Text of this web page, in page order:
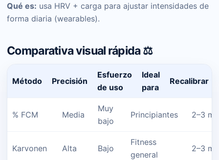
Qué es: usa HRV + carga para ajustar intensidades de
forma diaria (wearables).
Comparativa visual rápida ⚖️
Método Precisión
Esfuerzo
de uso
Ideal
para
Recalibrar
% FCM Media
Muy
bajo
Principiantes 2–3
Karvonen Alta Bajo
Fitness
general
2–3